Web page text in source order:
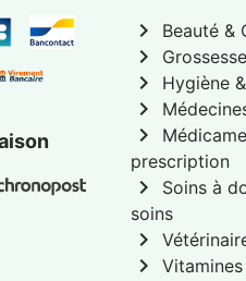
chevron_right Beauté &
chevron_right
chevron_right Hygiène
chevron_right
chevron_right
prescription
chevron_right
Soins à
soins
chevron_right
chevron_right